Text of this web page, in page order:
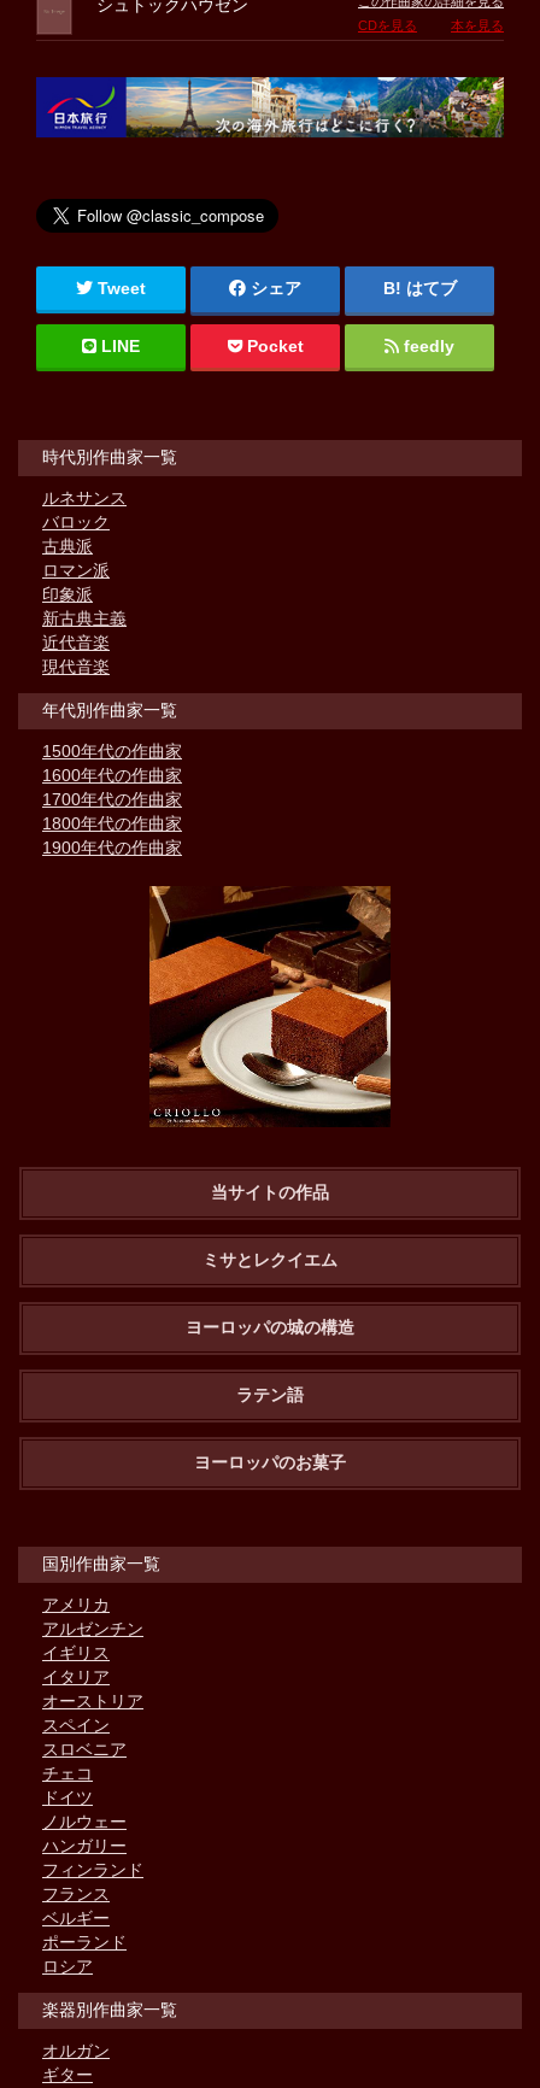
シュトックハウゼン
CDを見る
本を見る
Tweet シェア はてブ
LINE Pocket feedly
時代別作曲家一覧
ルネサンス
バロック
古典派
ロマン派
印象派
新古典主義
近代音楽
現代音楽
年代別作曲家一覧
1500年代の作曲家
1600年代の作曲家
1700年代の作曲家
1800年代の作曲家
1900年代の作曲家
当サイトの作品
ミサとレクイエム
ヨーロッパの城の構造
ラテン語
ヨーロッパのお菓子
国別作曲家一覧
アメリカ
アルゼンチン
イギリス
イタリア
オーストリア
スペイン
スロベニア
チェコ
ドイツ
ノルウェー
ハンガリー
フィンランド
フランス
ベルギー
ポーランド
ロシア
楽器別作曲家一覧
オルガン
ギター